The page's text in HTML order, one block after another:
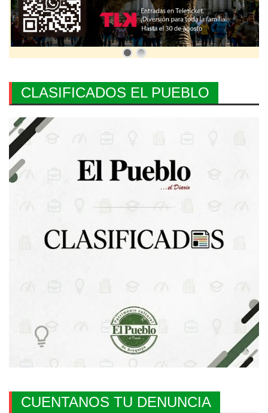
CLASIFICADOS EL PUEBLO
CUENTANOS TU DENUNCIA